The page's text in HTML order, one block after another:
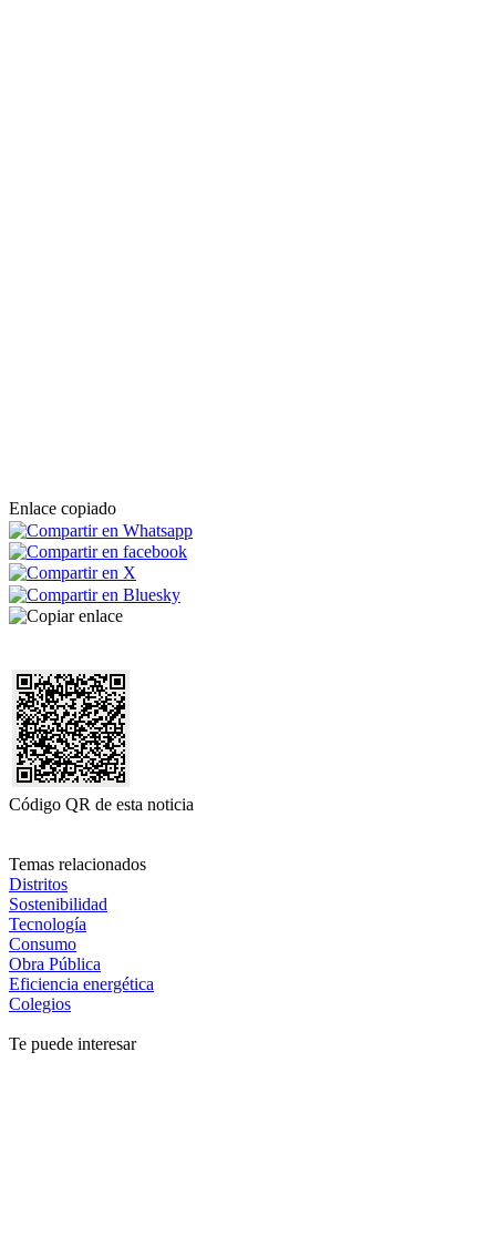
Enlace copiado
Código QR de esta noticia
Temas relacionados
Distritos
Sostenibilidad
Tecnología
Consumo
Obra Pública
Eficiencia energética
Colegios
Te puede interesar